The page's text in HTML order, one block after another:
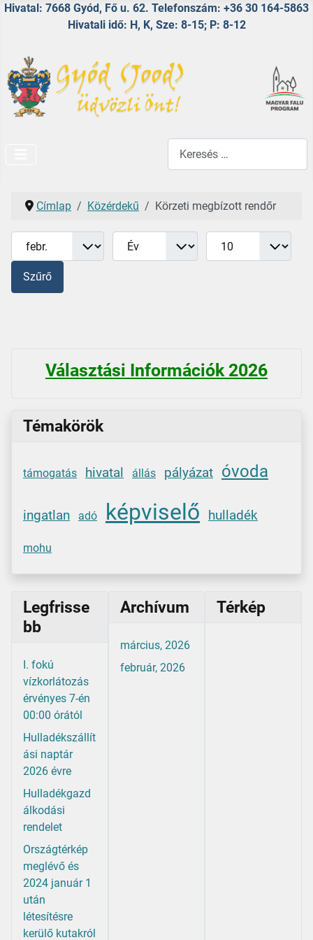
Hivatal: 7668 Gyód, Fő u. 62. Telefonszám: +36 30 164-5863
Hivatali idő: H, K, Sze: 8-15; P: 8-12
Címlap Közérdekű Körzeti megbízott rendőr
Szűrők
Hónap Tételek #
Szűrő
Választási Információk 2026
Témakörök
támogatás hivatal állás pályázat óvoda
ingatlan adó képviselő hulladék
mohu
Legfrisse
bb
I. fokú
vízkorlátozás
érvényes 7-én
00:00 órától
Hulladékszállít
ási naptár
2026 évre
Hulladékgazd
álkodási
rendelet
Országtérkép
meglévő és
2024 január 1
után
létesítésre
kerülő kutakról
Archívum
március, 2026
február, 2026
Térkép